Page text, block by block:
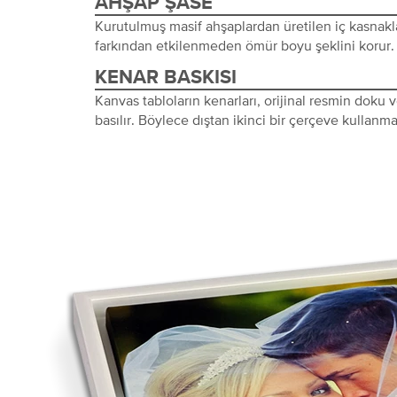
Kurutulmuş masif ahşaplardan üretilen iç
farkından etkilenmeden ömür boyu şeklini korur.
KENAR BASKISI
Kanvas tabloların kenarları, orijinal resmin
basılır. Böylece dıştan ikinci bir çerçeve